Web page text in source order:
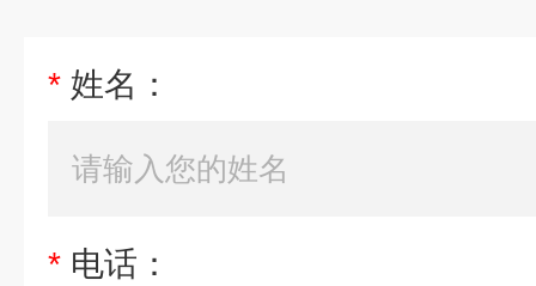
* 姓名：
* 电话：